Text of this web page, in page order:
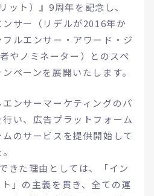
ト）』9周年を記念し、
サー（リデルが2016年か
ルエンサー・アワード・ジ
やノミネーター）とのスペ
ペーンを展開いたします。
ンサーマーケティングのパ
い、広告プラットフォーム
のサービスを提供開始して
きた理由としては、「イン
」の主義を貫き、全ての運